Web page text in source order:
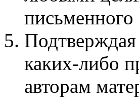
Подтверждая
каких-либо
авторам